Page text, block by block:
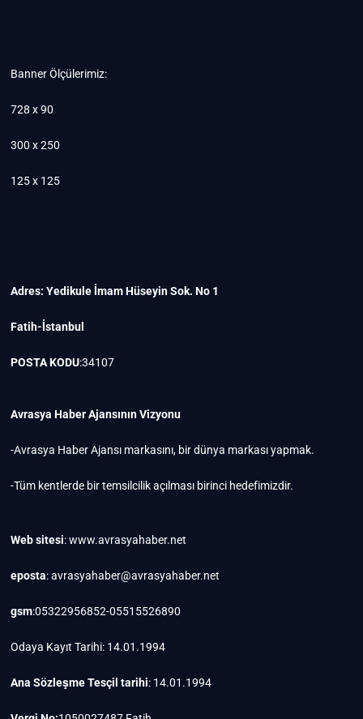
Banner Ölçülerimiz:
728 x 90
300 x 250
125 x 125
Adres: Yedikule İmam Hüseyin Sok. No 1
Fatih-İstanbul
POSTA KODU:34107
Avrasya Haber Ajansının Vizyonu
-Avrasya Haber Ajansı markasını, bir dünya markası yapmak.
-Tüm kentlerde bir temsilcilik açılması birinci hedefimizdir.
Web sitesi: www.avrasyahaber.net
eposta: avrasyahaber@avrasyahaber.net
gsm:05322956852-05515526890
Odaya Kayıt Tarihi: 14.01.1994
Ana Sözleşme Tesçil tarihi: 14.01.1994